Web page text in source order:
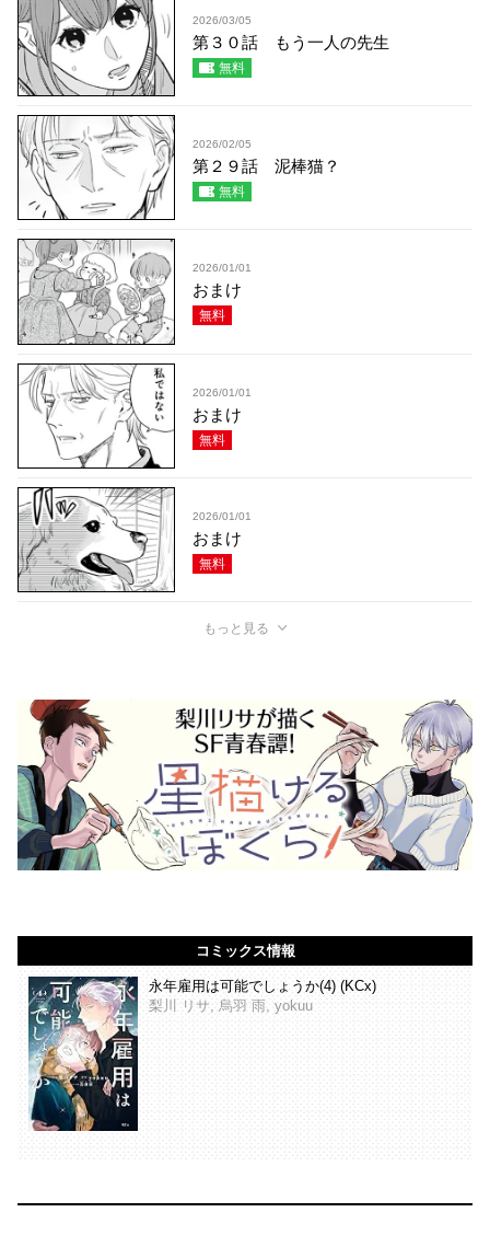
2026/03/05
第３０話 もう一人の先生
無料
2026/02/05
第２９話 泥棒猫？
無料
2026/01/01
おまけ
無料
2026/01/01
おまけ
無料
2026/01/01
おまけ
無料
もっと見る
コミックス情報
永年雇用は可能でしょうか(4) (KCx)
梨川 リサ, 烏羽 雨, yokuu